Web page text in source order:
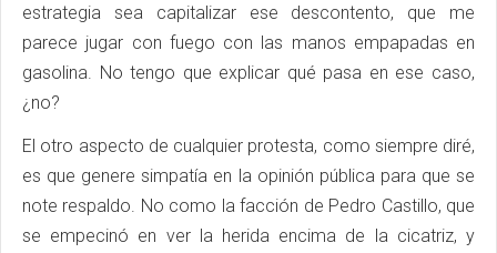
estrategia sea capitalizar ese descontento, que me
parece jugar con fuego con las manos empapadas en
gasolina. No tengo que explicar qué pasa en ese caso,
¿no?
El otro aspecto de cualquier protesta, como siempre diré,
es que genere simpatía en la opinión pública para que se
note respaldo. No como la facción de Pedro Castillo, que
se empecinó en ver la herida encima de la cicatriz, y